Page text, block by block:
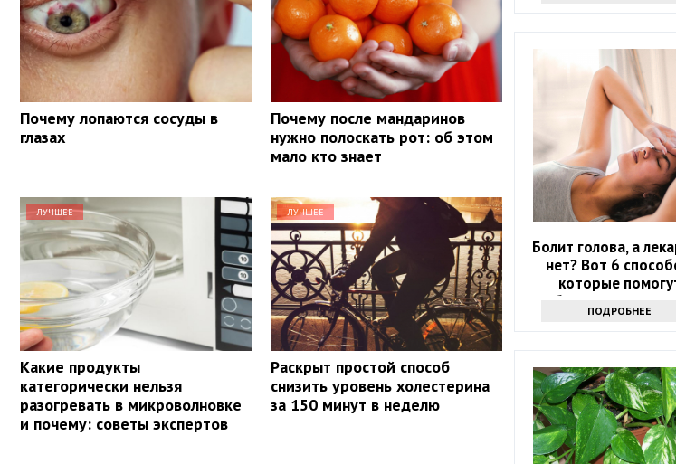
Почему лопаются сосуды в
глазах
Почему после мандаринов
нужно полоскать рот: об этом
мало кто знает
ЛУЧШЕЕ
Какие продукты
категорически нельзя
разогревать в микроволновке
и почему: советы экспертов
ЛУЧШЕЕ
Раскрыт простой способ
снизить уровень холестерина
за 150 минут в неделю
Болит голова, а
нет? Вот 6
которые
избавиться от
ПОДРОБНЕЕ